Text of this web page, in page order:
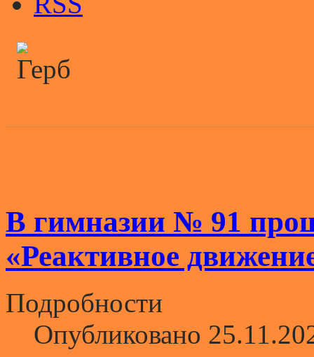
В гимназии № 91
«Реактивное
Подробности
Опубликовано